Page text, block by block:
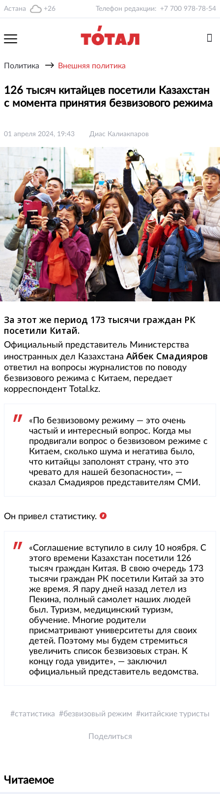
Астана +26 Телефон редакции: +7 700 978-78-54
Политика → Внешняя политика
126 тысяч китайцев посетили Казахстан
с момента принятия безвизового режима
01 апреля 2024, 19:43 Диас Калиакпаров
За этот же период 173 тысячи граждан РК
посетили Китай.
Официальный представитель Министерства
иностранных дел Казахстана Айбек Смадияров
ответил на вопросы журналистов по поводу
безвизового режима с Китаем, передает
корреспондент Total.kz.
«По безвизовому режиму — это очень
частый и интересный вопрос. Когда мы
продвигали вопрос о безвизовом режиме с
Китаем, сколько шума и негатива было,
что китайцы заполонят страну, что это
чревато для нашей безопасности», —
сказал Смадияров представителям СМИ.
Он привел статистику.
«Соглашение вступило в силу 10 ноября. С
этого времени Казахстан посетили 126
тысяч граждан Китая. В свою очередь 173
тысячи граждан РК посетили Китай за это
же время. Я пару дней назад летел из
Пекина, полный самолет наших людей
был. Туризм, медицинский туризм,
обучение. Многие родители
присматривают университеты для своих
детей. Поэтому мы будем стремиться
увеличить список безвизовых стран. К
концу года увидите», — заключил
официальный представитель ведомства.
статистика безвизовый режим китайские туристы
Поделиться
Читаемое